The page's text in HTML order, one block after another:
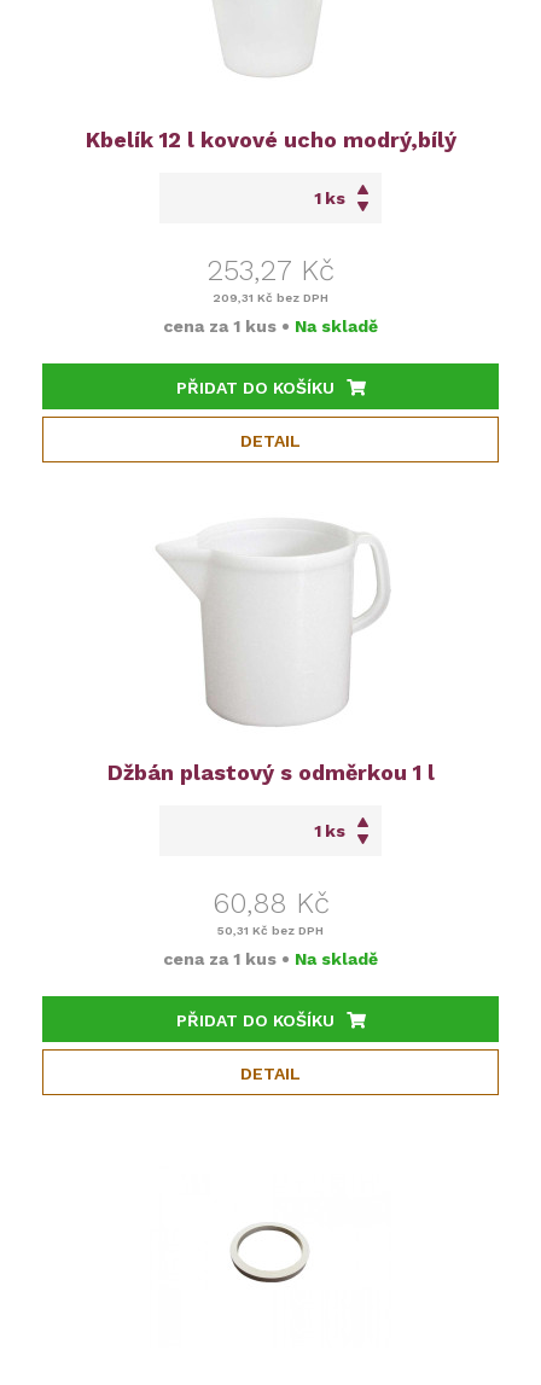
Kbelík 12 l kovové ucho modrý,bílý
ks
253,27 Kč
209,31 Kč bez DPH
cena za 1 kus • Na skladě
PŘIDAT DO KOŠÍKU
DETAIL
Džbán plastový s odměrkou 1 l
ks
60,88 Kč
50,31 Kč bez DPH
cena za 1 kus • Na skladě
PŘIDAT DO KOŠÍKU
DETAIL